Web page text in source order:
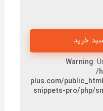
خرید
Warning:
/
plus.com/
snippets-pro/php/